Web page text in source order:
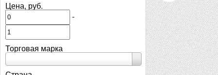
Цена, руб.
-
Торговая марка